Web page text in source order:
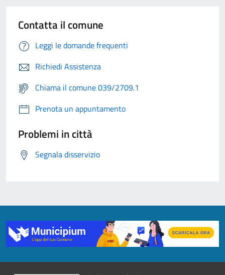
Contatta il comune
Leggi le domande frequenti
Richiedi Assistenza
Chiama il comune 039/2709.1
Prenota un appuntamento
Problemi in città
Segnala disservizio